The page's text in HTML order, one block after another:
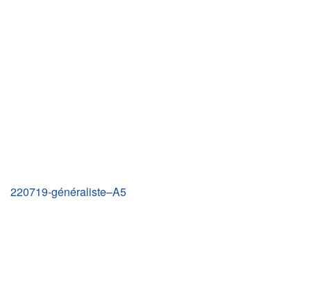
220719-généraliste–A5